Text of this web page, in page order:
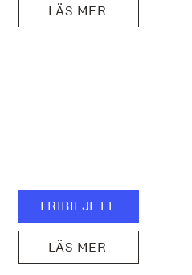
LÄS MER
FRIBILJETT
LÄS MER